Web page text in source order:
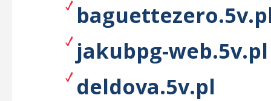
jakubpg-web.5v.pl
deldova.5v.pl